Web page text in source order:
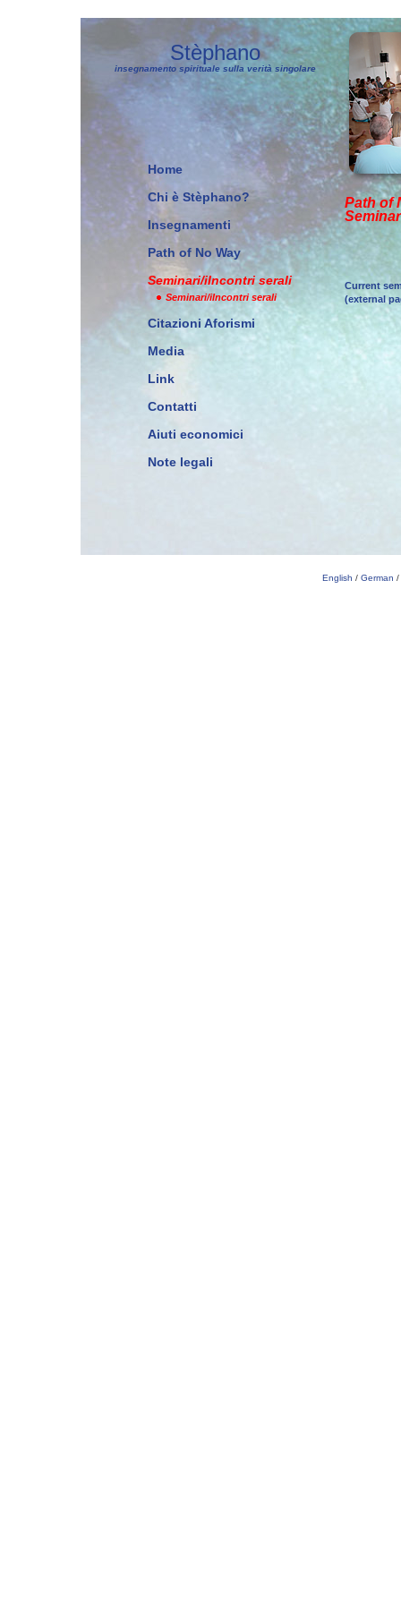
Path of
Current
(external
Stèphano
insegnamento spirituale sulla verità singolare
Home
Chi è Stèphano?
Insegnamenti
Path of No Way
Seminari/iIncontri serali
Seminari/iIncontri serali
Citazioni Aforismi
Media
Link
Contatti
Aiuti economici
Note legali
English / German /